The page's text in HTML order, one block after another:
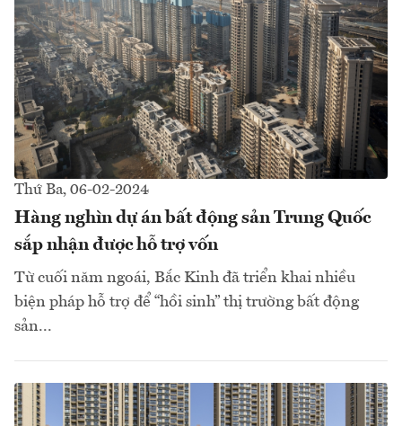
Thứ Ba, 06-02-2024
Hàng nghìn dự án bất động sản Trung Quốc
sắp nhận được hỗ trợ vốn
Từ cuối năm ngoái, Bắc Kinh đã triển khai nhiều
biện pháp hỗ trợ để “hồi sinh” thị trường bất động
sản...